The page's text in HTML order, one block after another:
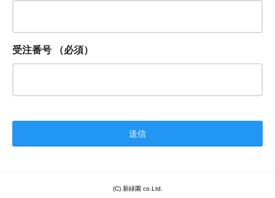
受注番号 （必須）
(C) 新緑園 co.Ltd.